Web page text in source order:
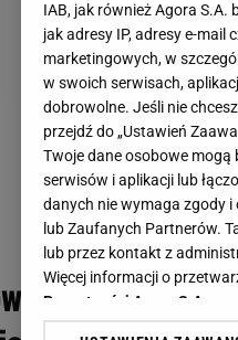
dziecka
IAB, jak również Agora S.A.
jak adresy IP, adresy e-
marketingowych, w
w swoich serwisach,
dobrowolne. Jeśli nie
przejdź do „Ustawień
Twoje dane osobowe
serwisów i aplikacji lub
danych nie wymaga zgody i
lub Zaufanych Partnerów.
lub przez kontakt z
Więcej informacji o
Prywatności Agora S.A.